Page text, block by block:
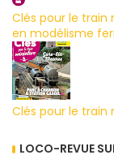
Clés pour le
en modélisme
Clés pour le
LOCO-REVUE